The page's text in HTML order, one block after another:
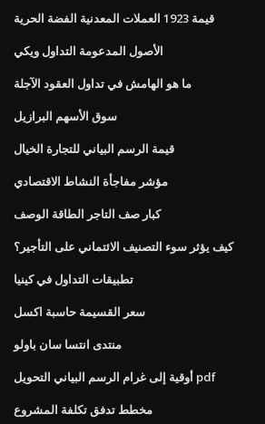
قيمة 1923 العملات المعدنية الفضة الحرية
الأصول المدعومة التداول ويكي
ما هو الهامش في تداول العقود الآجلة
سوق الأسهم البرازيل
قيمة الرسم البياني للتجارة الخيال
مؤشر مفاجأة النشاط الاقتصادي
كبار صف التاجر الطاقة الوصف
كيف يؤثر سوء التصنيف الائتماني على التأجير؟
تطبيقات التداول في كينيا
سعر القسيمة حاسبة اكسل
منتدى انتسا سان باولو
أوقية إلى غرام الرسم البياني التحويل pdf
مخطط تدفق تكلفة المشروع